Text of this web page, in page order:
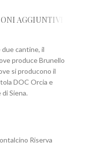
AGGIUNTIVE
cantine, il
produce Brunello
si producono il
DOC Orcia e
Siena.
Riserva